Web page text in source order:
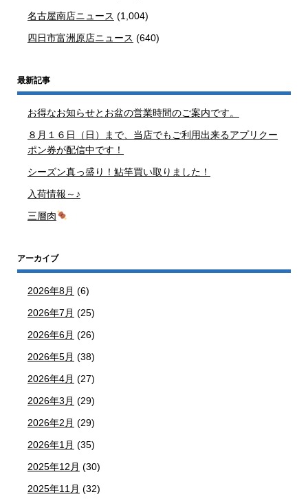
名古屋南店ニュース (1,004)
四日市富洲原店ニュース (640)
最新記事
お得なお知らせとお盆の営業時間のご案内です。
８月１６日（日）まで、当店でもご利用出来るアプリクー
ポン券が配信中です！
シーズン真っ盛り！鮎竿買い取りました！
入荷情報～♪
三層肉
アーカイブ
2026年8月 (6)
2026年7月 (25)
2026年6月 (26)
2026年5月 (38)
2026年4月 (27)
2026年3月 (29)
2026年2月 (29)
2026年1月 (35)
2025年12月 (30)
2025年11月 (32)